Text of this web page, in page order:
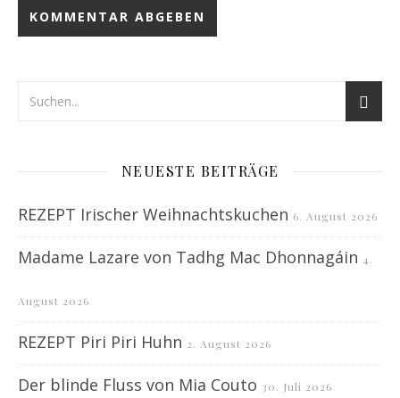
NEUESTE BEITRÄGE
REZEPT Irischer Weihnachtskuchen 6. August 2026
Madame Lazare von Tadhg Mac Dhonnagáin 4.
August 2026
REZEPT Piri Piri Huhn 2. August 2026
Der blinde Fluss von Mia Couto 30. Juli 2026